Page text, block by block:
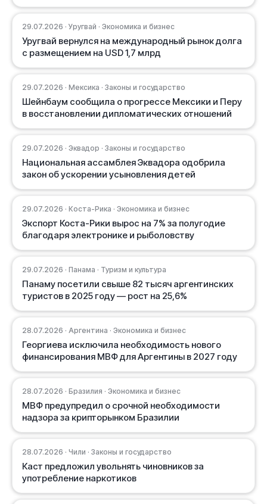
29.07.2026 · Уругвай · Экономика и бизнес
Уругвай вернулся на международный рынок долга
с размещением на USD 1,7 млрд
29.07.2026 · Мексика · Законы и государство
Шейнбаум сообщила о прогрессе Мексики и Перу
в восстановлении дипломатических отношений
29.07.2026 · Эквадор · Законы и государство
Национальная ассамблея Эквадора одобрила
закон об ускорении усыновления детей
29.07.2026 · Коста-Рика · Экономика и бизнес
Экспорт Коста-Рики вырос на 7% за полугодие
благодаря электронике и рыболовству
29.07.2026 · Панама · Туризм и культура
Панаму посетили свыше 82 тысяч аргентинских
туристов в 2025 году — рост на 25,6%
28.07.2026 · Аргентина · Экономика и бизнес
Георгиева исключила необходимость нового
финансирования МВФ для Аргентины в 2027 году
28.07.2026 · Бразилия · Экономика и бизнес
МВФ предупредил о срочной необходимости
надзора за крипторынком Бразилии
28.07.2026 · Чили · Законы и государство
Каст предложил увольнять чиновников за
употребление наркотиков